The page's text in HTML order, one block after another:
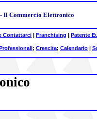
Il Commercio Elettronico
Contattarci | Franchising | Patente
; Crescita; Calendario |